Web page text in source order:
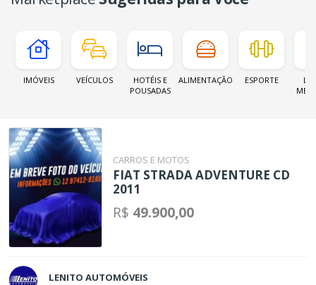
IMÓVEIS VEÍCULOS
HOTÉIS E
POUSADAS
ALIMENTAÇÃO ESPORTE
CARROS E MOTOS
FIAT STRADA ADVENTURE CD
2011
R$ 49.900,00
LENITO AUTOMÓVEIS